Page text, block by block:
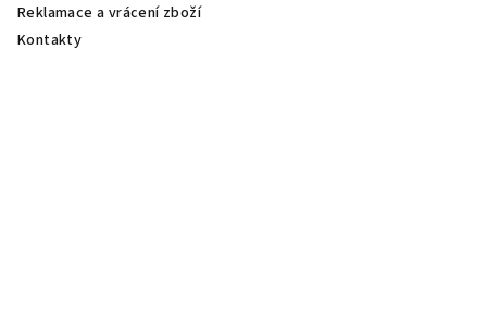
Reklamace a vrácení zboží
Kontakty